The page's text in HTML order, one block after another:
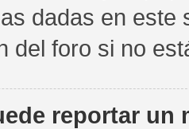
dadas en este
del foro si no
reportar un